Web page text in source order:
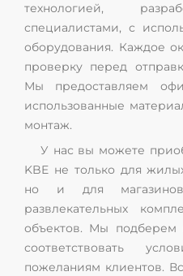
технологией,
специалистами, с
оборудования. Каждое
проверку перед
Мы предоставляем
использованные
монтаж.
У нас вы можете
KBE не только для
но и для
развлекательных
объектов. Мы подберем
соответствовать
пожеланиям клиентов.